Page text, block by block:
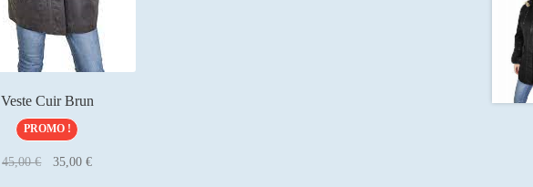
Veste Cuir Brun
PROMO !
45,00€
Le35,00€Le